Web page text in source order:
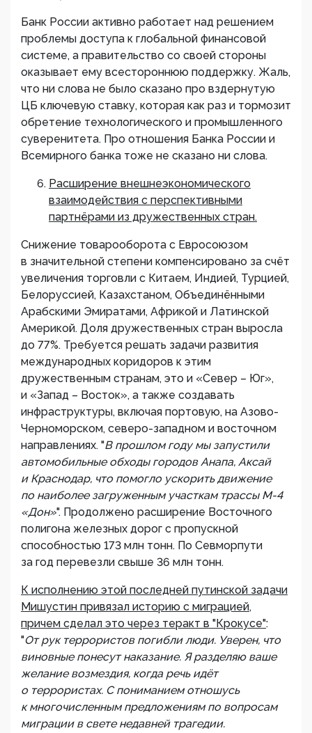
Банк России активно работает над решением
проблемы доступа к глобальной финансовой
системе, а правительство со своей стороны
оказывает ему всестороннюю поддержку. Жаль,
что ни слова не было сказано про вздернутую
ЦБ ключевую ставку, которая как раз и тормозит
обретение технологического и промышленного
суверенитета. Про отношения Банка России и
Всемирного банка тоже не сказано ни слова.
Расширение внешнеэкономического
взаимодействия с перспективными
партнёрами из дружественных стран.
Снижение товарооборота с Евросоюзом
в значительной степени компенсировано за счёт
увеличения торговли с Китаем, Индией, Турцией,
Белоруссией, Казахстаном, Объединёнными
Арабскими Эмиратами, Африкой и Латинской
Америкой. Доля дружественных стран выросла
до 77%. Требуется решать задачи развития
международных коридоров к этим
дружественным странам, это и «Север – Юг»,
и «Запад – Восток», а также создавать
инфраструктуры, включая портовую, на Азово-
Черноморском, северо-западном и восточном
направлениях. "В прошлом году мы запустили
автомобильные обходы городов Анапа, Аксай
и Краснодар, что помогло ускорить движение
по наиболее загруженным участкам трассы М-4
«Дон»". Продолжено расширение Восточного
полигона железных дорог с пропускной
способностью 173 млн тонн. По Севморпути
за год перевезли свыше 36 млн тонн.
К исполнению этой последней путинской задачи
Мишустин привязал историю с миграцией,
причем сделал это через теракт в "Крокусе":
"От рук террористов погибли люди. Уверен, что
виновные понесут наказание. Я разделяю ваше
желание возмездия, когда речь идёт
о террористах. С пониманием отношусь
к многочисленным предложениям по вопросам
миграции в свете недавней трагедии.